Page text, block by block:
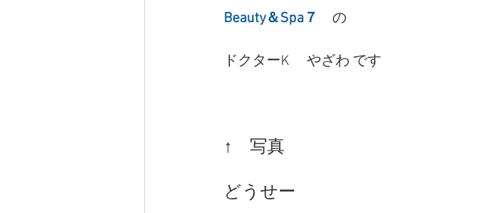
Beauty＆Spa７ の
ドクターK 　やざわ です
↑　写真
どうせー